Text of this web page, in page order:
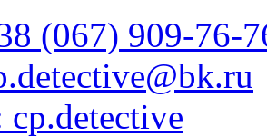
(067) 909-76-
cp.detective